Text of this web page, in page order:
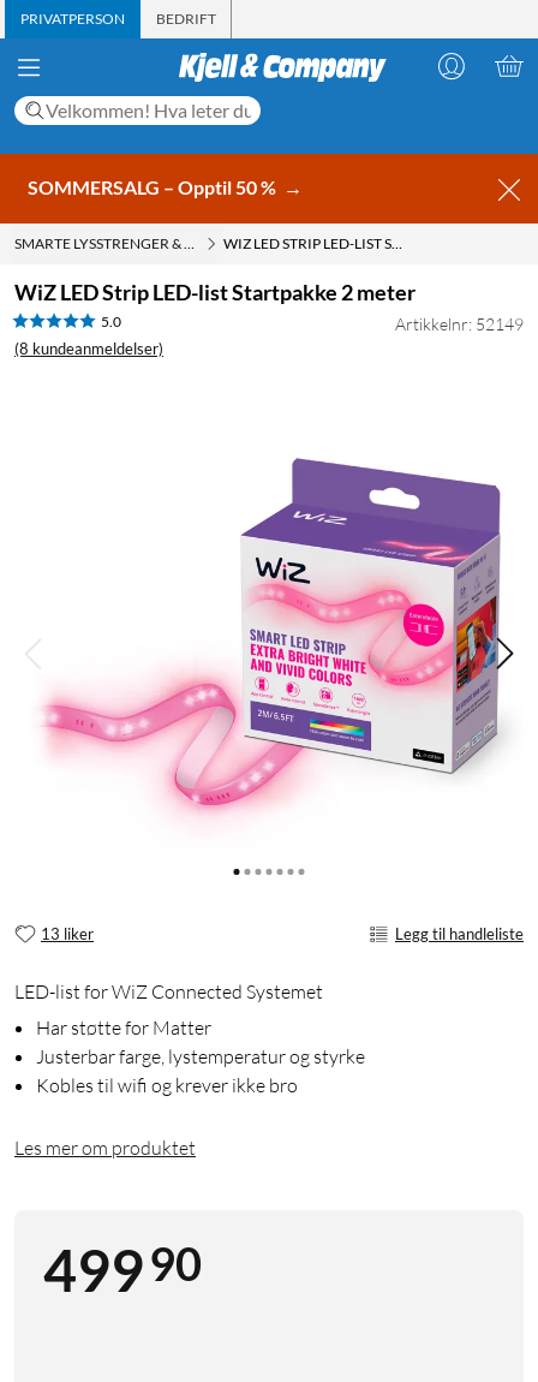
PRIVATPERSON BEDRIFT
SOMMERSALG – Opptil 50 % →
SMARTE LYSSTRENGER & LED-STRIPS WIZ LED STRIP LED-LIST STARTPAKKE 2 METER
WiZ LED Strip LED-list Startpakke 2 meter
5.0
(8 kundeanmeldelser)
Artikkelnr: 52149
13 liker Legg til handleliste
LED-list for WiZ Connected Systemet
Har støtte for Matter
Justerbar farge, lystemperatur og styrke
Kobles til wifi og krever ikke bro
Les mer om produktet
49990